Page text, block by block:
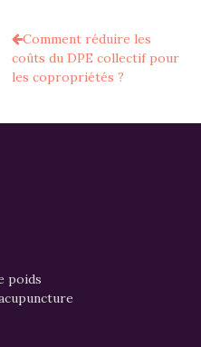
Comment réduire les
coûts du DPE collectif pour
les copropriétés ?
poids